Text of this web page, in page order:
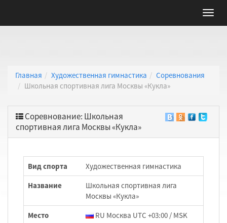
Главная Художественная гимнастика
Соревнования
Школьная спортивная лига Москвы «Кукла»
Соревнование: Школьная
спортивная лига Москвы «Кукла»
Вид спорта
Художественная гимнастика
Название
Школьная спортивная лига
Москвы «Кукла»
Место
RU Москва UTC +03:00 / MSK